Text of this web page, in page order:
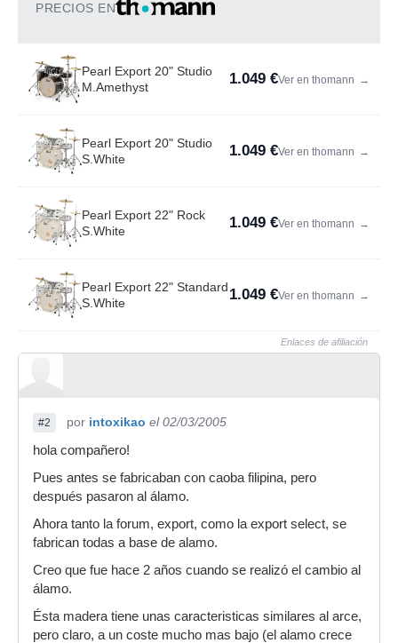
PRECIOS EN
Pearl Export 20" Studio
M.Amethyst
1.049 €Ver en thomann →
Pearl Export 20" Studio
S.White
1.049 €Ver en thomann →
Pearl Export 22" Rock
S.White
1.049 €Ver en thomann →
Pearl Export 22" Standard
S.White
1.049 €Ver en thomann →
Enlaces de afiliación
#2 por intoxikao el 02/03/2005
hola compañero!
Pues antes se fabricaban con caoba filipina, pero
después pasaron al álamo.
Ahora tanto la forum, export, como la export select, se
fabrican todas a base de alamo.
Creo que fue hace 2 años cuando se realizó el cambio al
álamo.
Ésta madera tiene unas caracteristicas similares al arce,
pero claro, a un coste mucho mas bajo (el alamo crece